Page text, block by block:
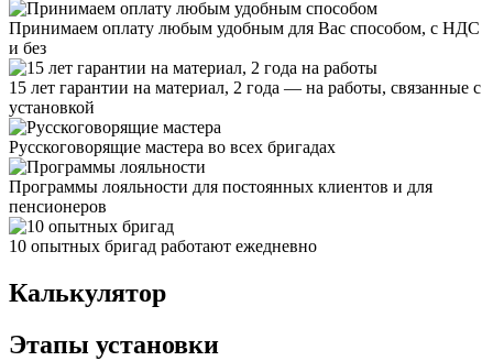
Принимаем оплату любым удобным для Вас способом, с НДС
и без
15 лет гарантии на материал, 2 года — на работы, связанные с
установкой
Русскоговорящие мастера во всех бригадах
Программы лояльности для постоянных клиентов и для
пенсионеров
10 опытных бригад работают ежедневно
Калькулятор
Этапы установки